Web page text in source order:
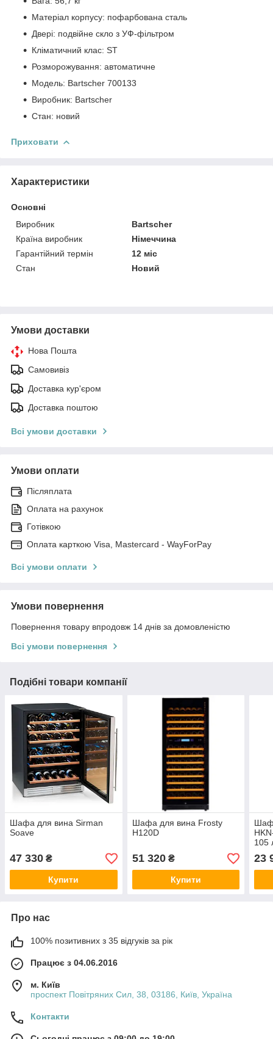
Матеріал корпусу: пофарбована сталь
Двері: подвійне скло з УФ-фільтром
Кліматичний клас: ST
Розморожування: автоматичне
Модель: Bartscher 700133
Виробник: Bartscher
Стан: новий
Приховати
Характеристики
Основні
Виробник
Bartscher
Країна виробник
Німеччина
Гарантійний термін
12 міс
Стан
Новий
Умови доставки
Нова Пошта
Самовивіз
Доставка кур'єром
Доставка поштою
Всі умови доставки
Умови оплати
Післяплата
Оплата на рахунок
Готівкою
Оплата карткою Visa, Mastercard - WayForPay
Всі умови оплати
Умови повернення
Повернення товару впродовж 14 днів за домовленістю
Всі умови повернення
Подібні товари компанії
Шафа для вина Sirman
Soave
47 330 ₴
Купити
Шафа для вина Frosty
H120D
51 320₴
Купити
105
23
Про нас
100% позитивних з 35 відгуків за рік
Працює з 04.06.2016
м. Київ
проспект Повітряних Сил, 38, 03186, Київ, Україна
Контакти